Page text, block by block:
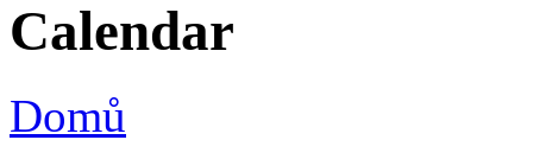
Calendar
Domů